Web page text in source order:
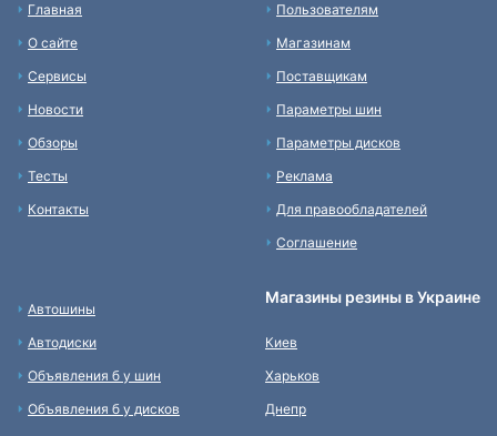
Главная
О сайте
Сервисы
Новости
Обзоры
Тесты
Контакты
Пользователям
Магазинам
Поставщикам
Параметры шин
Параметры дисков
Реклама
Для правообладателей
Соглашение
Автошины
Автодиски
Объявления б у шин
Объявления б у дисков
Магазины резины в Украине
Киев
Харьков
Днепр